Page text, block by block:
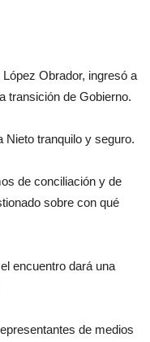
Obrador, ingresó a
transición de Gobierno.
Nieto tranquilo y seguro.
de conciliación y de
sobre con qué
encuentro dará una
de medios